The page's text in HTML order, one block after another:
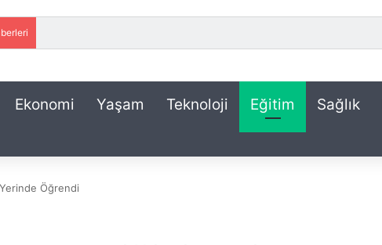
Ekonomi Yaşam Teknoloji Eğitim Sağlık
Öğrendi